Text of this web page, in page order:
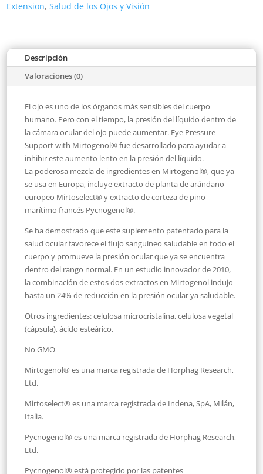
Extension,Salud de los Ojos y Visión
Descripción
Valoraciones (0)
El ojo es uno de los órganos más sensibles del cuerpo
humano. Pero con el tiempo, la presión del líquido dentro de
la cámara ocular del ojo puede aumentar. Eye Pressure
Support with Mirtogenol® fue desarrollado para ayudar a
inhibir este aumento lento en la presión del líquido.
La poderosa mezcla de ingredientes en Mirtogenol®, que ya
se usa en Europa, incluye extracto de planta de arándano
europeo Mirtoselect® y extracto de corteza de pino
marítimo francés Pycnogenol®.
Se ha demostrado que este suplemento patentado para la
salud ocular favorece el flujo sanguíneo saludable en todo el
cuerpo y promueve la presión ocular que ya se encuentra
dentro del rango normal. En un estudio innovador de 2010,
la combinación de estos dos extractos en Mirtogenol indujo
hasta un 24% de reducción en la presión ocular ya saludable.
Otros ingredientes: celulosa microcristalina, celulosa vegetal
(cápsula), ácido esteárico.
No GMO
Mirtogenol® es una marca registrada de Horphag Research,
Ltd.
Mirtoselect® es una marca registrada de Indena, SpA, Milán,
Italia.
Pycnogenol® es una marca registrada de Horphag Research,
Ltd.
Pycnogenol® está protegido por las patentes